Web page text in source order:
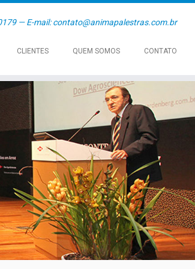
— E-mail: contato@animapalestras.com.br
CLIENTES QUEM SOMOS CONTATO